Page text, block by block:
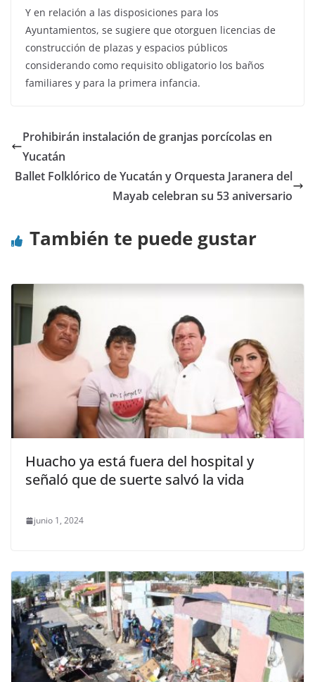
Y en relación a las disposiciones para los
Ayuntamientos, se sugiere que otorguen licencias de
construcción de plazas y espacios públicos
considerando como requisito obligatorio los baños
familiares y para la primera infancia.
Prohibirán instalación de granjas porcícolas en
Yucatán
Ballet Folklórico de Yucatán y Orquesta Jaranera del
Mayab celebran su 53 aniversario
También te puede gustar
Huacho ya está fuera del hospital y
señaló que de suerte salvó la vida
junio 1, 2024